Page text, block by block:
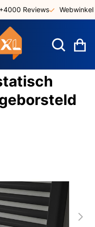
Reviews Webwinkel